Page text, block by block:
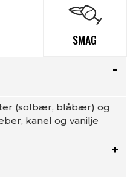
SMAG
(solbær, blåbær) og
kanel og vanilje